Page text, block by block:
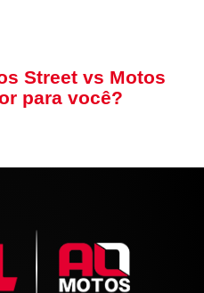
Street vs Motos
para você?